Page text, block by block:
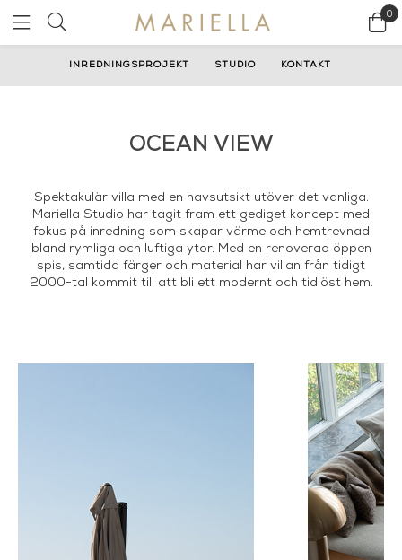
0
INREDNINGSPROJEKT STUDIO KONTAKT
OCEAN VIEW
Spektakulär villa med en havsutsikt utöver det vanliga.
Mariella Studio har tagit fram ett gediget koncept med
fokus på inredning som skapar värme och hemtrevnad
bland rymliga och luftiga ytor. Med en renoverad öppen
spis, samtida färger och material har villan från tidigt
2000-tal kommit till att bli ett modernt och tidlöst hem.